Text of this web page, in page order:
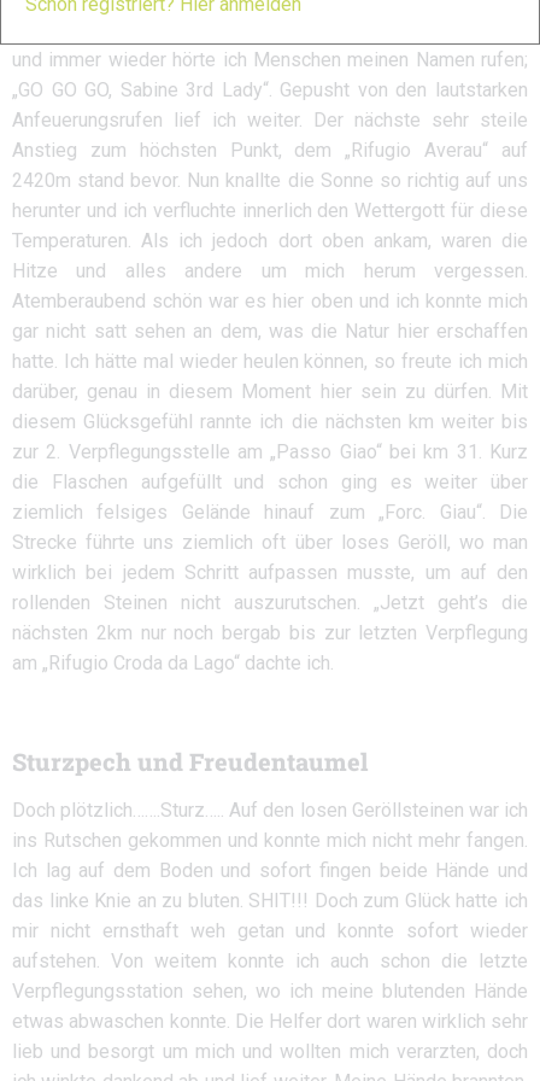
und immer wieder hörte ich Menschen meinen Namen rufen;
„GO GO GO, Sabine 3rd Lady“. Gepusht von den lautstarken
Anfeuerungsrufen lief ich weiter. Der nächste sehr steile
Anstieg zum höchsten Punkt, dem „Rifugio Averau“ auf
2420m stand bevor. Nun knallte die Sonne so richtig auf uns
herunter und ich verfluchte innerlich den Wettergott für diese
Temperaturen. Als ich jedoch dort oben ankam, waren die
Hitze und alles andere um mich herum vergessen.
Atemberaubend schön war es hier oben und ich konnte mich
gar nicht satt sehen an dem, was die Natur hier erschaffen
hatte. Ich hätte mal wieder heulen können, so freute ich mich
darüber, genau in diesem Moment hier sein zu dürfen. Mit
diesem Glücksgefühl rannte ich die nächsten km weiter bis
zur 2. Verpflegungsstelle am „Passo Giao“ bei km 31. Kurz
die Flaschen aufgefüllt und schon ging es weiter über
ziemlich felsiges Gelände hinauf zum „Forc. Giau“. Die
Strecke führte uns ziemlich oft über loses Geröll, wo man
wirklich bei jedem Schritt aufpassen musste, um auf den
rollenden Steinen nicht auszurutschen. „Jetzt geht’s die
nächsten 2km nur noch bergab bis zur letzten Verpflegung
am „Rifugio Croda da Lago“ dachte ich.
Sturzpech und Freudentaumel
Doch plötzlich…….Sturz….. Auf den losen Geröllsteinen war ich
ins Rutschen gekommen und konnte mich nicht mehr fangen.
Ich lag auf dem Boden und sofort fingen beide Hände und
das linke Knie an zu bluten. SHIT!!! Doch zum Glück hatte ich
mir nicht ernsthaft weh getan und konnte sofort wieder
aufstehen. Von weitem konnte ich auch schon die letzte
Verpflegungsstation sehen, wo ich meine blutenden Hände
etwas abwaschen konnte. Die Helfer dort waren wirklich sehr
lieb und besorgt um mich und wollten mich verarzten, doch